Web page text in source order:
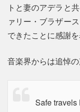
トと妻のアデラと
ァリー・ブラザー
できたことに感謝
音楽界からは追悼の
Safe travels